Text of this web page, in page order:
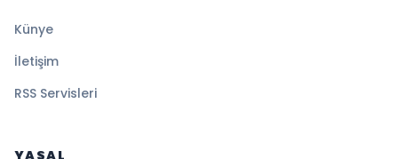
Künye
İletişim
RSS Servisleri
YASAL